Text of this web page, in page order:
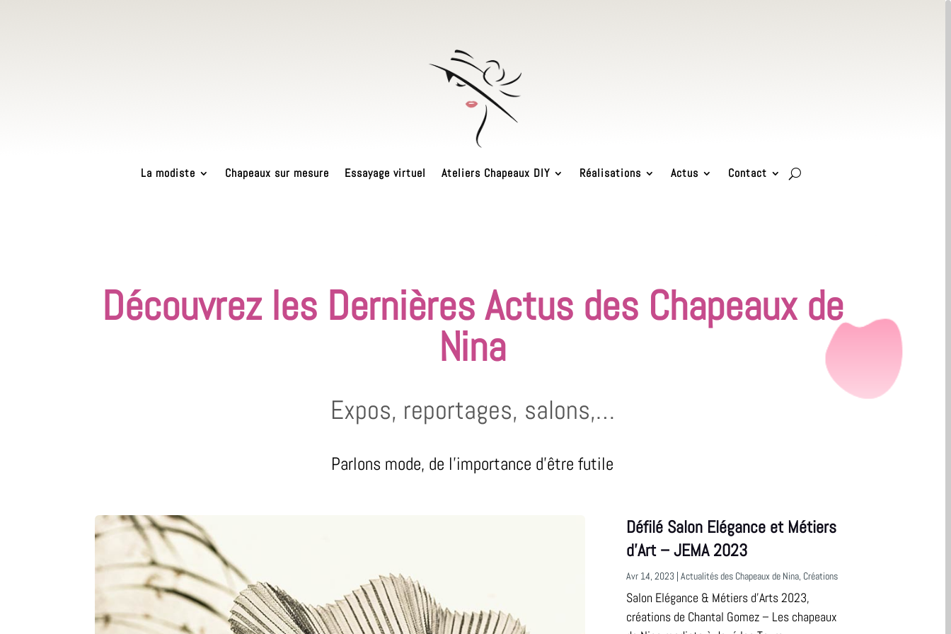
La modiste Chapeaux sur mesure Essayage virtuel Ateliers Chapeaux DIY Réalisations Actus Contact
Découvrez les Dernières Actus des Chapeaux de
Nina
Expos, reportages, salons,…
Parlons mode, de l’importance d’être futile
Défilé Salon Elégance et Métiers
d’Art – JEMA 2023
Avr 14, 2023 |Actualités des Chapeaux de Nina, Créations
Salon Elégance & Métiers d’Arts 2023,
créations de Chantal Gomez – Les chapeaux